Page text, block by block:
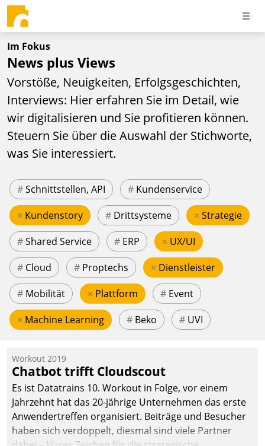
Im Fokus
News plus Views
Vorstöße, Neuigkeiten, Erfolgsgeschichten,
Interviews: Hier erfahren Sie im Detail, wie
wir digitalisieren und Sie profitieren können.
Steuern Sie über die Auswahl der Stichworte,
was Sie interessiert.
#Schnittstellen, API # Kundenservice
× Kundenstory # Drittsysteme × Strategie
#Shared Service # ERP × UX/UI
# Cloud # Proptechs × Dienstleister
# Mobilität × Plattform # Event
× Machine Learning # Beko # UVI
Workout 2019
Chatbot trifft Cloudscout
Es ist Datatrains 10. Workout in Folge, vor einem
Jahrzehnt hat das 20-jährige Unternehmen das erste
Anwendertreffen organisiert. Beiträge und Besucher
haben sich verdoppelt, diesmal sind viele Partner